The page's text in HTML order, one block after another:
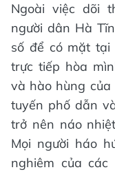
Ngoài việc dõi
người dân Hà
số để có mặt tại
trực tiếp hòa
và hào hùng của
tuyến phố dẫn
trở nên náo
Mọi người háo
nghiêm của